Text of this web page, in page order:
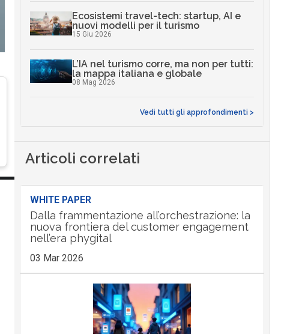
Ecosistemi travel-tech: startup, AI e
nuovi modelli per il turismo
15 Giu 2026
L’IA nel turismo corre, ma non per tutti:
la mappa italiana e globale
08 Mag 2026
Vedi tutti gli approfondimenti >
Articoli correlati
WHITE PAPER
Dalla frammentazione all’orchestrazione: la
nuova frontiera del customer engagement
nell’era phygital
03 Mar 2026